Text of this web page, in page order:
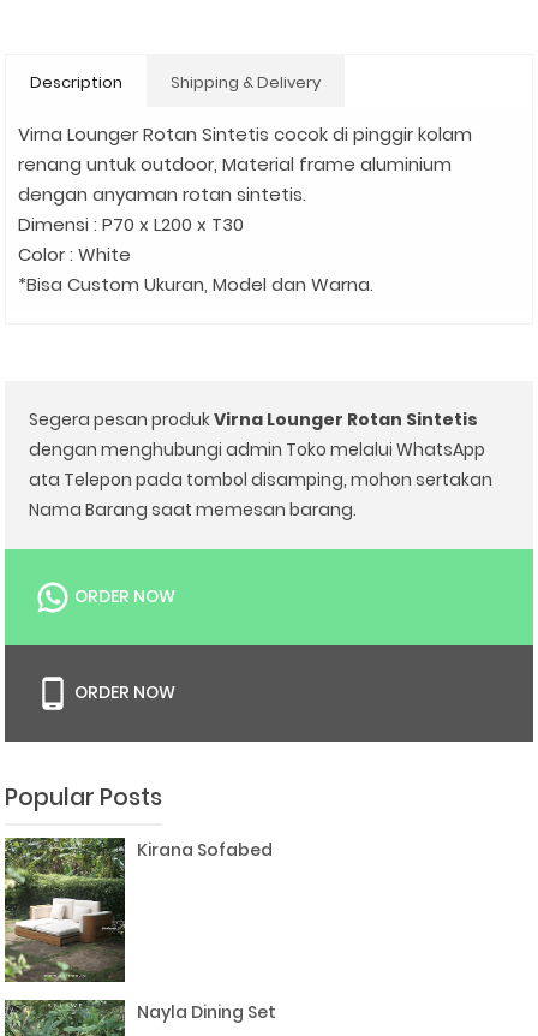
Description Shipping & Delivery
Virna Lounger Rotan Sintetis cocok di pinggir kolam
renang untuk outdoor, Material frame aluminium
dengan anyaman rotan sintetis.
Dimensi : P70 x L200 x T30
Color : White
*Bisa Custom Ukuran, Model dan Warna.
Segera pesan produkVirna Lounger Rotan Sintetis
dengan menghubungi admin Toko melalui WhatsApp
ata Telepon pada tombol disamping, mohon sertakan
Nama Barang saat memesan barang.
ORDER NOW
ORDER NOW
Popular Posts
Kirana Sofabed
Nayla Dining Set